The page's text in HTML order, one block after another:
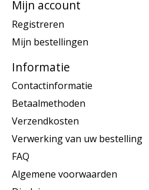
Mijn account
Registreren
Mijn bestellingen
Informatie
Contactinformatie
Betaalmethoden
Verzendkosten
Verwerking van uw bestelling
FAQ
Algemene voorwaarden